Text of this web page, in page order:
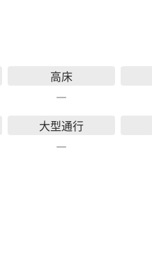
高床
―
大型通行
―